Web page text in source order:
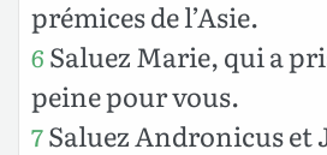
prémices de l’Asie.
6 Saluez Marie, qui a
peine pour vous.
7Saluez Andronicus et